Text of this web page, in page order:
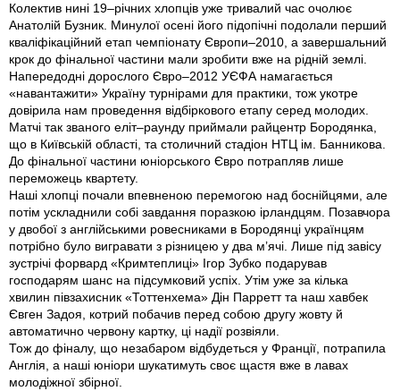
Колектив нині 19–річних хлопців уже тривалий час очолює
Анатолій Бузник. Минулої осені його підопічні подолали перший
кваліфікаційний етап чемпіонату Європи–2010, а завершальний
крок до фінальної частини мали зробити вже на рідній землі.
Напередодні дорослого Євро–2012 УЄФА намагається
«навантажити» Україну турнірами для практики, тож укотре
довірила нам проведення відбіркового етапу серед молодих.
Матчі так званого еліт–раунду приймали райцентр Бородянка,
що в Київській області, та столичний стадіон НТЦ ім. Банникова.
До фінальної частини юніорського Євро потрапляв лише
переможець квартету.
Наші хлопці почали впевненою перемогою над боснійцями, але
потім ускладнили собі завдання поразкою ірланд­цям. Позавчора
у двобої з англійськими ровесниками в Бородянці українцям
потрібно було вигравати з різницею у два м’ячі. Лише під завісу
зустрічі форвард «Кримтеплиці» Ігор Зубко подарував
господарям шанс на підсумковий успіх. Утім уже за кілька
хвилин півзахисник «Тоттенхема» Дін Парретт та наш хавбек
Євген Задоя, котрий побачив перед собою другу жовту й
автоматично червону картку, ці надії розвіяли.
Тож до фіналу, що незабаром відбудеться у Франції, потрапила
Англія, а наші юніори шукатимуть своє щастя вже в лавах
молодіжної збірної.